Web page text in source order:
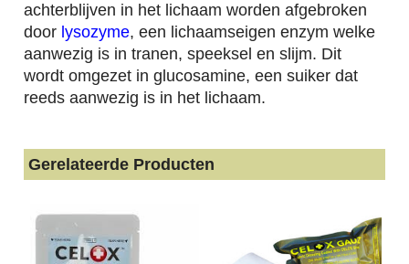
achterblijven in het lichaam worden afgebroken
door lysozyme, een lichaamseigen enzym welke
aanwezig is in tranen, speeksel en slijm. Dit
wordt omgezet in glucosamine, een suiker dat
reeds aanwezig is in het lichaam.
Gerelateerde Producten